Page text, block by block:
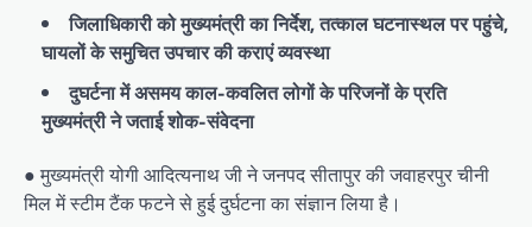
जिलाधिकारी को मुख्यमंत्री का निर्देश, तत्काल घटनास्थल पर पहुंचे,
घायलों के समुचित उपचार की कराएं व्यवस्था
दुघर्टना में असमय काल-कवलित लोगों के परिजनों के प्रति
मुख्यमंत्री ने जताई शोक-संवेदना
● मुख्यमंत्री योगी आदित्यनाथ जी ने जनपद सीतापुर की जवाहरपुर चीनी
मिल में स्टीम टैंक फटने से हुई दुर्घटना का संज्ञान लिया है।